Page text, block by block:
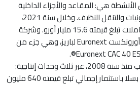
هي: المقاعد والأجزاء الداخلية
للسيارات، وفوريسيا للإلكترونيات والتنقل النظيف. وخلال سنة 2021،
حققت المجموعة رقم معاملات تبلغ قيمته 15.6 مليار أورو. وشركة
Faurecia مدرجة في سوق أورونكست Euronext لباريز، وهي جزء من
وتتواجد فوريسيا في المغرب منذ سنة 2008، عبر ثلاث وحدات إنتاجية:
مصنعان بالقنيطرة ومصنع بسلا باستثمار إجمالي تبلغ قيمته 640 مليون